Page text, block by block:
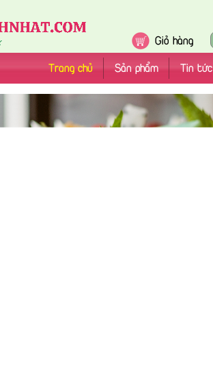
Giỏ hàng
Trang chủ
Sản phẩm Tin tức